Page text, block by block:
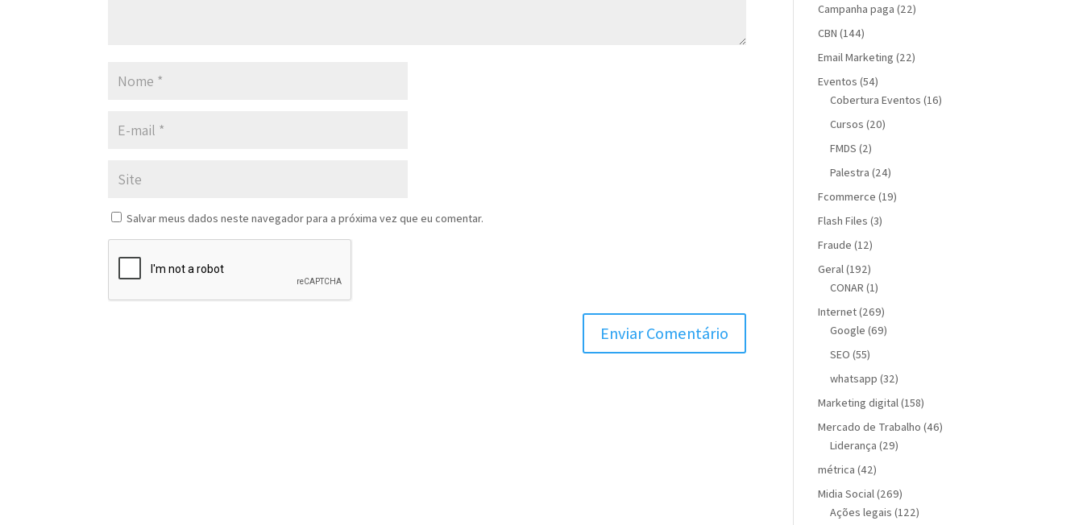
Salvar meus dados neste navegador para a próxima vez que eu comentar.
Campanha paga (22)
CBN (144)
Email Marketing (22)
Eventos (54)
Cobertura Eventos (16)
Cursos (20)
FMDS (2)
Palestra (24)
Fcommerce (19)
Flash Files (3)
Fraude (12)
Geral(192)
CONAR (1)
Internet(269)
Google (69)
SEO (55)
whatsapp (32)
Marketing digital(158)
Mercado de Trabalho (46)
Liderança (29)
métrica (42)
Midia Social(269)
Ações legais (122)